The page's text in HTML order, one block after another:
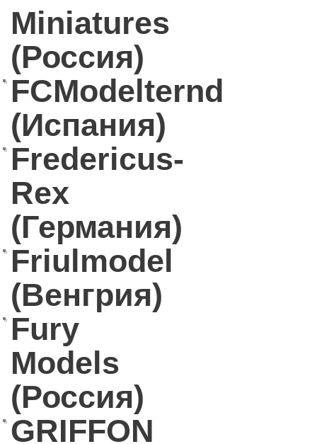
Miniatures
(Россия)
FCModelternd
(Испания)
Fredericus-
Rex
(Германия)
Friulmodel
(Венгрия)
Fury
Models
(Россия)
GRIFFON